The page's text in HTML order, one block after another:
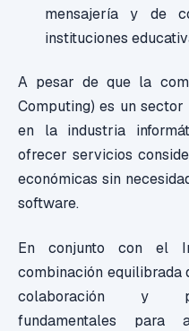
mensajería y de
instituciones
A pesar de que la
Computing) es un
en la industria
ofrecer servicios
económicas sin
software.
En conjunto con el
combinación equilibrada
colaboración y
fundamentales